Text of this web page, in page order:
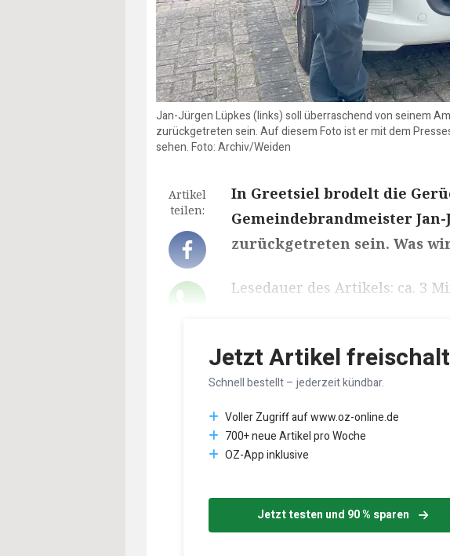
Jan-Jürgen Lüpkes (links) soll überraschend von seinem
zurückgetreten sein. Auf diesem Foto ist er mit dem
sehen. Foto: Archiv/Weiden
Artikel
teilen:
In Greetsiel brodelt die
Gemeindebrandmeister
zurückgetreten sein. Was
Lesedauer des Artikels: ca. 3
Jetzt Artikel
Schnell bestellt – jederzeit kündbar.
Voller Zugriff auf www.oz-online.de
700+ neue Artikel pro Woche
OZ-App inklusive
Jetzt testen und 90 % sparen